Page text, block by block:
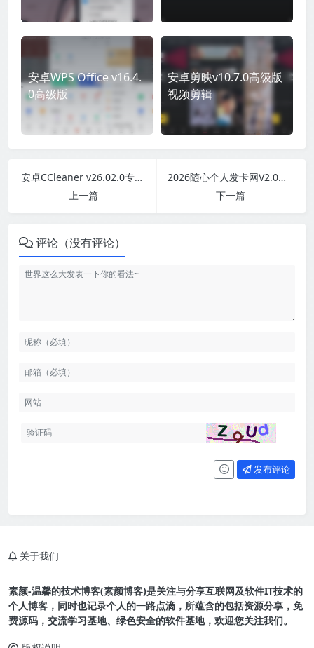
安卓WPS Office v16.4.
0高级版
安卓剪映v10.7.0高级版
视频剪辑
安卓CCleaner v26.02.0专业版
上一篇
2026随心个人发卡网V2.0修复版 用上传自己收款码.不需要支付接口.自动发卡密
下一篇
评论（没有评论）
发布评论
关于我们
素颜-温馨的技术博客(素颜博客)是关注与分享互联网及软件IT技术的
个人博客，同时也记录个人的一路点滴，所蕴含的包括资源分享，免
费源码，交流学习基地、绿色安全的软件基地，欢迎您关注我们。